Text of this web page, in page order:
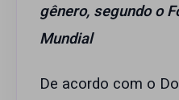
gênero, segundo o
Mundial
De acordo com o